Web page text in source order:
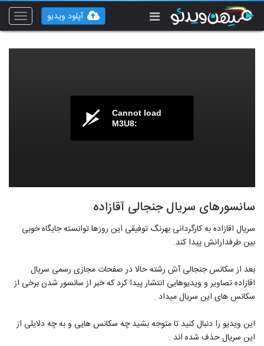
Toggle
آپلود ویدیو
Cannot load
M3U8:
سانسورهای سریال جنجالی آقازاده
سریال اقازاده به کارگردانی بهرنگ توفیقی این روزها توانسته جایگاه خوبی
بین طرفدارانش پیدا کند.
بعد از سکانس جنجالی آش رشته حالا در صفحات مجازی رسمی سریال
اقازاده تصاویر و ویدیوهایی انتشار پیدا کرد که خبر از سانسور شدن برخی از
سکانس های این سریال میداد .
این ویدیو را دنبال کنید تا متوجه بشید چه سکانس هایی و به چه دلایلی از
این سریال حذف شده اند .